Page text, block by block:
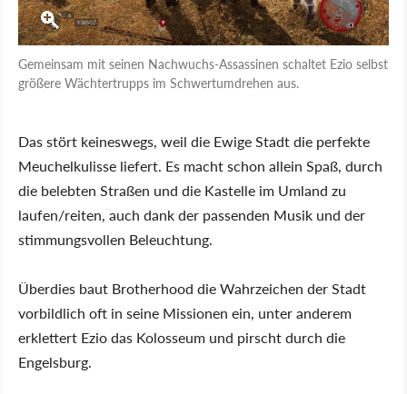
Gemeinsam mit seinen Nachwuchs-Assassinen schaltet Ezio selbst
größere Wächtertrupps im Schwertumdrehen aus.
Das stört keineswegs, weil die Ewige Stadt die perfekte
Meuchelkulisse liefert. Es macht schon allein Spaß, durch
die belebten Straßen und die Kastelle im Umland zu
laufen/reiten, auch dank der passenden Musik und der
stimmungsvollen Beleuchtung.
Überdies baut Brotherhood die Wahrzeichen der Stadt
vorbildlich oft in seine Missionen ein, unter anderem
erklettert Ezio das Kolosseum und pirscht durch die
Engelsburg.